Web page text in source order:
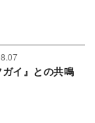
イ』との共鳴